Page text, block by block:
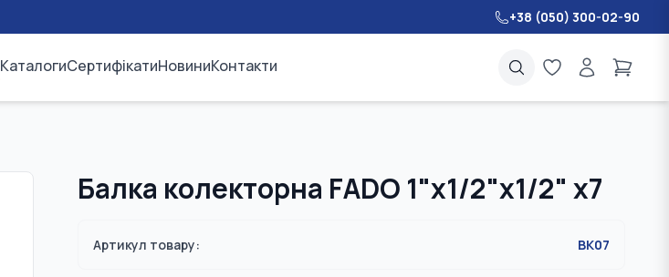
+38 (050) 300-02-90
КаталогиСертифікатиНовиниКонтакти
Балка колекторна FADO 1"x1/2"x1/2" x7
Артикул товару: BK07